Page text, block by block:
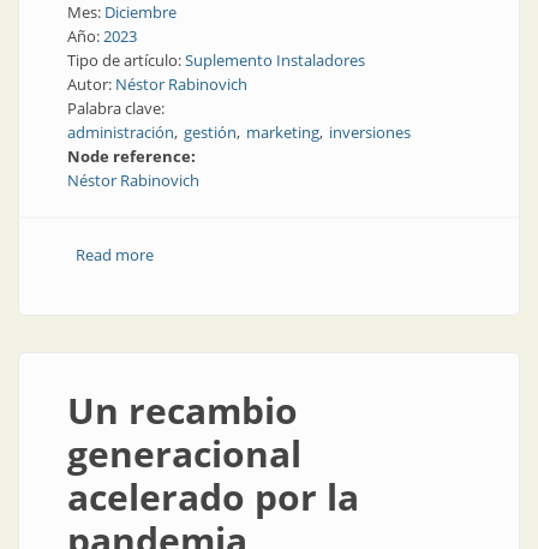
Mes: Diciembre
Año:2023
Tipo de artículo:Suplemento Instaladores
Autor: Néstor Rabinovich
Palabra clave:
administración gestión marketing inversiones
Node reference:
Néstor Rabinovich
Read moreabout “No tenemos plata”
Un recambio
generacional
acelerado por la